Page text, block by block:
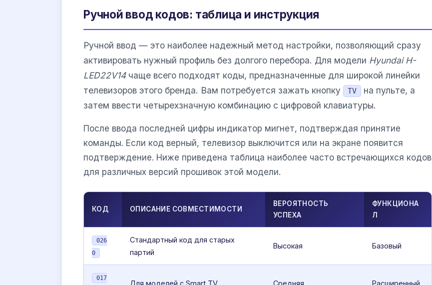
Ручной ввод кодов: таблица и инструкция
Ручной ввод — это наиболее надежный метод настройки, позволяющий сразу
активировать нужный профиль без долгого перебора. Для модели Hyundai H-
LED22V14чаще всего подходят коды, предназначенные для широкой линейки
телевизоров этого бренда. Вам потребуется зажать кнопку
TV
на пульте, а
затем ввести четырехзначную комбинацию с цифровой клавиатуры.
После ввода последней цифры индикатор мигнет, подтверждая принятие
команды. Если код верный, телевизор выключится или на экране появится
подтверждение. Ниже приведена таблица наиболее часто встречающихся кодов
для различных версий прошивок этой модели.
КОД ОПИСАНИЕ СОВМЕСТИМОСТИ
ВЕРОЯТНОСТЬ
УСПЕХА
ФУНКЦИОНА
Л
026
0
Стандартный код для старых
партий
Высокая Базовый
017